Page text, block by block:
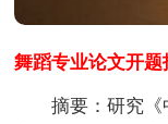
舞蹈专业论文开题
摘要：研究《